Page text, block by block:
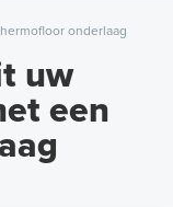
onderlaag
uw
een